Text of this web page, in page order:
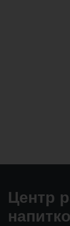
Центр